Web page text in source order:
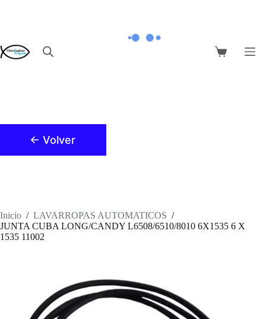
Carro
← Volver
Inicio / LAVARROPAS AUTOMATICOS /
JUNTA CUBA LONG/CANDY L6508/6510/8010 6X1535 6 X
1535 11002